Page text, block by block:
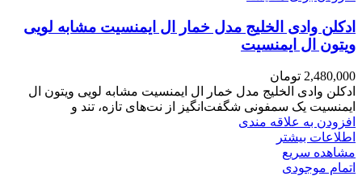
ادکلن وادی الخلیج مدل خمار ال ایمنسیت مشابه لویی
ویتون ال ایمنسیت
2,480,000 تومان
ادکلن وادی الخلیج مدل خمار ال ایمنسیت مشابه لویی ویتون ال
ایمنسیت یک سمفونی شگفت‌انگیز از نت‌های تازه، تند و
افزودن به علاقه مندی
اطلاعات بیشتر
مشاهده سریع
اتمام موجودی